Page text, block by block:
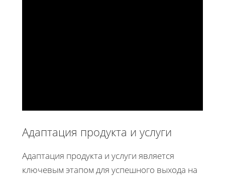
Адаптация продукта и услуги
Адаптация продукта и услуги является
ключевым этапом для успешного выхода на